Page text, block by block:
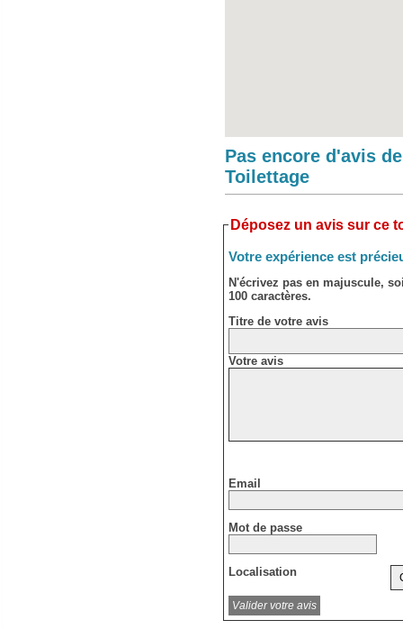
Pas encore d'avis
Toilettage
Déposez un avis sur ce
Votre expérience est
N'écrivez pas en majuscule,
100 caractères.
Titre de votre avis
Votre avis
Email
Mot de passe
Localisation